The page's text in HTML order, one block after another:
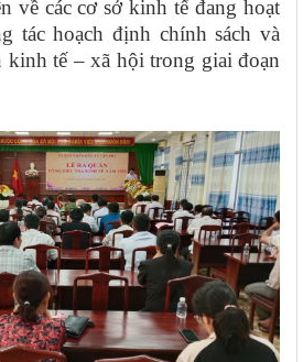
về các cơ sở kinh tế đang hoạt
tác hoạch định chính sách và
kinh tế – xã hội trong giai đoạn